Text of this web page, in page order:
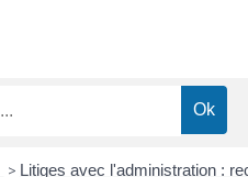
> Litiges avec l'administration :